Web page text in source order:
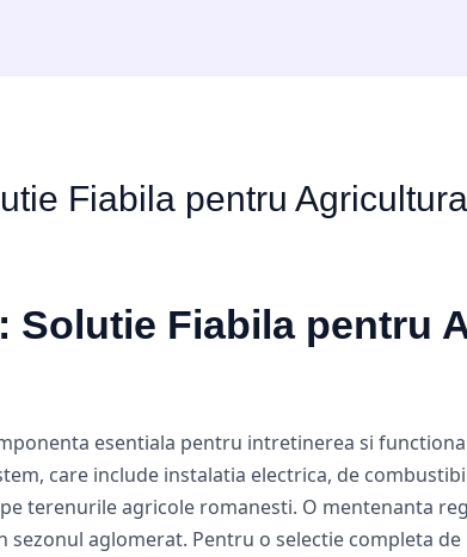
Fiabila pentru
Solutie Fiabila pentru
esentiala pentru intretinerea si
care include instalatia electrica, de
terenurile agricole romanesti. O mentenanta
aglomerat. Pentru o selectie completa de